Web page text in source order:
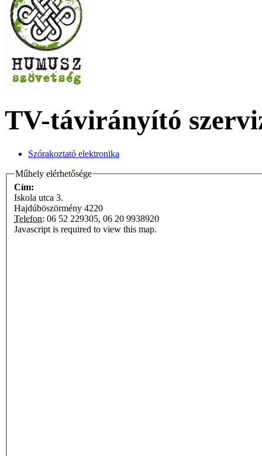
TV-távirányító
Szórakoztató elektronika
Műhely elérhetősége
Cím:
Iskola utca 3.
Hajdúböszörmény 4220
Telefon: 06 52 229305, 06 20 9938920
Javascript is required to view this map.